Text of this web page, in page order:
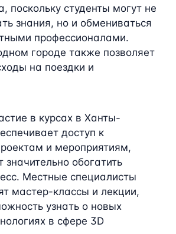
поскольку студенты могут не
знания, но и обмениваться
профессионалами.
городе также позволяет
на поездки и
в курсах в Ханты-
доступ к
и мероприятиям,
значительно обогатить
Местные специалисты
мастер-классы и лекции,
узнать о новых
в сфере 3D